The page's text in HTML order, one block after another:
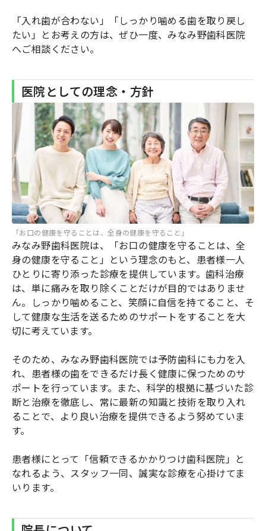
「入れ歯が合わない」「しっかり噛める歯を取り戻し
たい」とお考えの方は、ぜひ一度、みなみ野歯科医院
へご相談ください。
医院としての理念・方針
「お口の健康を守ることは、全身の健康を守ること」
みなみ野歯科医院は、「お口の健康を守ることは、全
身の健康を守ること」という理念のもと、患者様一人
ひとりに寄り添った診療を提供しています。歯科治療
は、単に痛みを取り除くことだけが目的ではありませ
ん。しっかり噛めること、笑顔に自信を持てること、そ
して健康な生活を送るためのサポートをすることを大
切に考えています。
そのため、みなみ野歯科医院では予防歯科にも力を入
れ、患者様の歯をできるだけ長く健康に保つためのサ
ポートを行っています。また、科学的根拠に基づいた診
断と治療を徹底し、常に最新の知識と技術を取り入れ
ることで、より良い治療を提供できるよう努めていま
す。
患者様にとって「信頼できるかかりつけ歯科医院」と
なれるよう、スタッフ一同、誠実な診療を心掛けてま
いります。